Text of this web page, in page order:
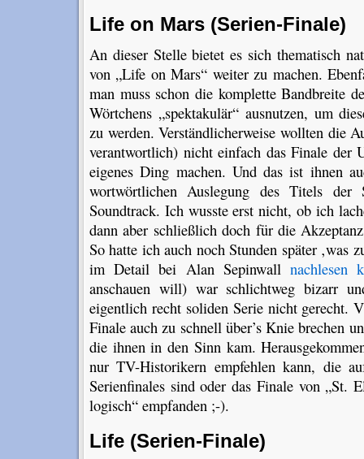
Life on Mars (Serien-Finale)
An dieser Stelle bietet es sich thematisch
von „Life on Mars“ weiter zu machen.
man muss schon die komplette Bandbreite
Wörtchens „spektakulär“ ausnutzen, um
zu werden. Verständlicherweise wollten die
verantwortlich) nicht einfach das Finale der
eigenes Ding machen. Und das ist ihnen
wortwörtlichen Auslegung des Titels
Soundtrack. Ich wusste erst nicht, ob ich
dann aber schließlich doch für die
So hatte ich auch noch Stunden später ‚was
im Detail bei Alan Sepinwall nachlesen
anschauen will) war schlichtweg bizarr
eigentlich recht soliden Serie nicht gerecht.
Finale auch zu schnell über’s Knie brechen
die ihnen in den Sinn kam.
nur TV-Historikern empfehlen kann, die
Serienfinales sind oder das Finale von „St.
logisch“ empfanden ;-).
Life (Serien-Finale)